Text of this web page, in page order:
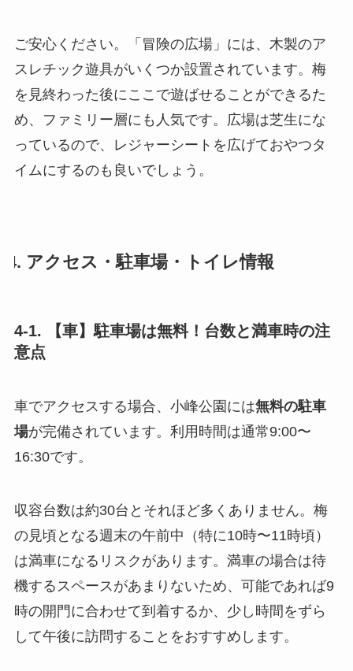
ご安心ください。「冒険の広場」には、木製のア
スレチック遊具がいくつか設置されています。梅
を見終わった後にここで遊ばせることができるた
め、ファミリー層にも人気です。広場は芝生にな
っているので、レジャーシートを広げておやつタ
イムにするのも良いでしょう。
4. アクセス・駐車場・トイレ情報
4-1. 【車】駐車場は無料！台数と満車時の注
意点
車でアクセスする場合、小峰公園には無料の駐車
場が完備されています。利用時間は通常9:00〜
16:30です。
収容台数は約30台とそれほど多くありません。梅
の見頃となる週末の午前中（特に10時〜11時頃）
は満車になるリスクがあります。満車の場合は待
機するスペースがあまりないため、可能であれば9
時の開門に合わせて到着するか、少し時間をずら
して午後に訪問することをおすすめします。